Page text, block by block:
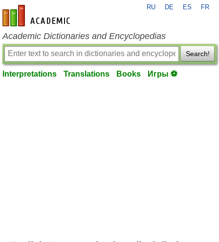
en-academic.com
RU DE ES FR
Academic Dictionaries and Encyclopedias
Search!
Interpretations Translations Books Игры ⚽